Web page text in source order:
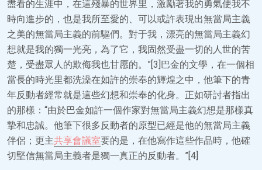
盡看的生涯中，在這殘暴的世界里，激勵著我的勇氣使我不
時向進步的，也是我所至愛的、可以或許表現出無當局主義
之美的無當局主義的前驅們。對于我，漂亮的無當局主義幻
想就是我的獨一光亮，為了它，我固然受盡一切的人世的苦
楚，受盡眾人的欺侮我也甘愿的。”[3]巴金的文學，在一個相
當長的時光里都洗澡在如許的崇奉的輝煌之中，他筆下的青
年反動者經常就是這些幻想和崇奉的化身。正如研討者指出
的那樣：“由於巴金如許一個作家對無當局主義幻想是那樣真
摯和忠誠。他筆下很多反動者的原型已經是他的無當局主義
伴侶；更主共享會議室要的是，在他寫作這些作品時，他確
切堅信無當局主義者是獨一真正的反動者。”[4]